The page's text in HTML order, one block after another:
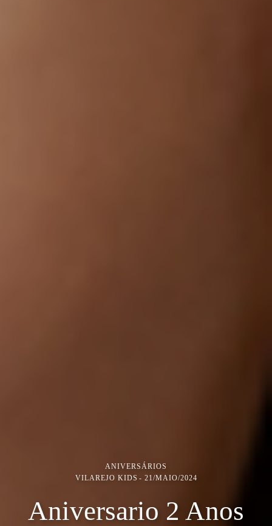
ANIVERSÁRIOS
VILAREJO KIDS
21/MAIO/2024
Aniversario 2 Anos